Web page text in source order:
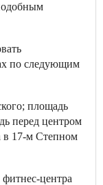
по следующим
площадь
перед центром
в 17-м Степном
центра